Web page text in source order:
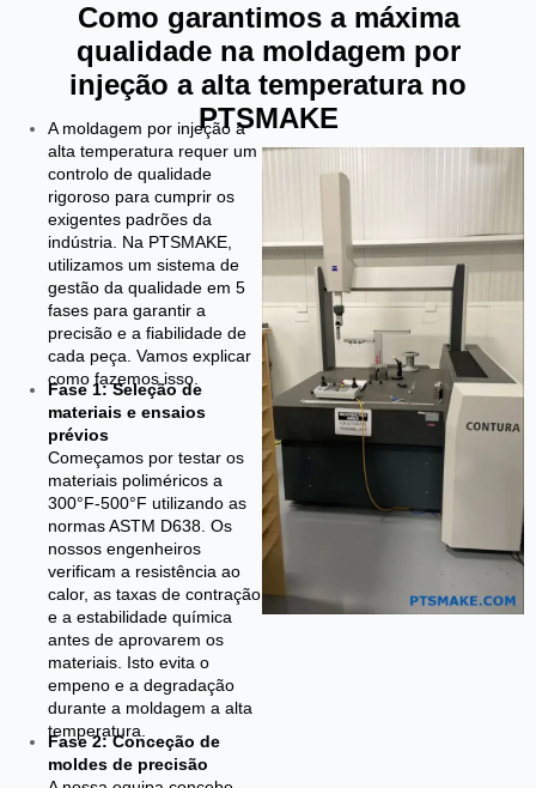
Como garantimos a máxima
qualidade na moldagem por
injeção a alta temperatura no
PTSMAKE
A moldagem por injeção a
alta temperatura requer um
controlo de qualidade
rigoroso para cumprir os
exigentes padrões da
indústria. Na PTSMAKE,
utilizamos um sistema de
gestão da qualidade em 5
fases para garantir a
precisão e a fiabilidade de
cada peça. Vamos explicar
como fazemos isso.
Fase 1: Seleção de
materiais e ensaios
prévios
Começamos por testar os
materiais poliméricos a
300°F-500°F utilizando as
normas ASTM D638. Os
nossos engenheiros
verificam a resistência ao
calor, as taxas de contração
e a estabilidade química
antes de aprovarem os
materiais. Isto evita o
empeno e a degradação
durante a moldagem a alta
temperatura.
Fase 2: Conceção de
moldes de precisão